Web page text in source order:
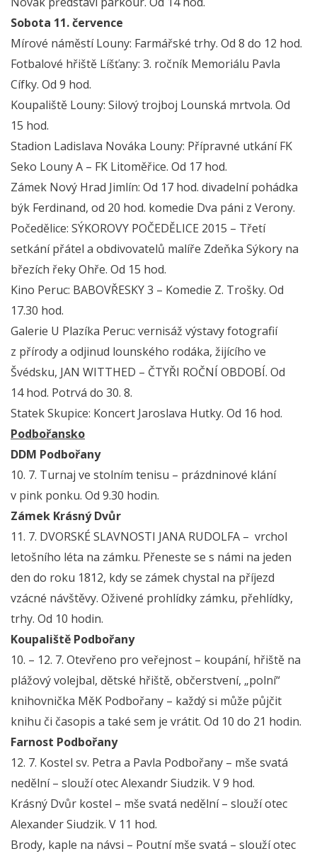
Sobota 11. července
Mírové náměstí Louny: Farmářské trhy. Od 8 do 12 hod.
Fotbalové hřiště Líšťany: 3. ročník Memoriálu Pavla
Cífky. Od 9 hod.
Koupaliště Louny: Silový trojboj Lounská mrtvola. Od
15 hod.
Stadion Ladislava Nováka Louny: Přípravné utkání FK
Seko Louny A – FK Litoměřice. Od 17 hod.
Zámek Nový Hrad Jimlín: Od 17 hod. divadelní pohádka
býk Ferdinand, od 20 hod. komedie Dva páni z Verony.
Počedělice: SÝKOROVY POČEDĚLICE 2015 – Třetí
setkání přátel a obdivovatelů malíře Zdeňka Sýkory na
březích řeky Ohře. Od 15 hod.
Kino Peruc: BABOVŘESKY 3 – Komedie Z. Trošky. Od
17.30 hod.
Galerie U Plazíka Peruc: vernisáž výstavy fotografií
z přírody a odjinud lounského rodáka, žijícího ve
Švédsku, JAN WITTHED – ČTYŘI ROČNÍ OBDOBÍ. Od
14 hod. Potrvá do 30. 8.
Statek Skupice: Koncert Jaroslava Hutky. Od 16 hod.
Podbořansko
DDM Podbořany
10. 7. Turnaj ve stolním tenisu – prázdninové klání
v pink ponku. Od 9.30 hodin.
Zámek Krásný Dvůr
11. 7. DVORSKÉ SLAVNOSTI JANA RUDOLFA – vrchol
letošního léta na zámku. Přeneste se s námi na jeden
den do roku 1812, kdy se zámek chystal na příjezd
vzácné návštěvy. Oživené prohlídky zámku, přehlídky,
trhy. Od 10 hodin.
Koupaliště Podbořany
10. – 12. 7. Otevřeno pro veřejnost – koupání, hřiště na
plážový volejbal, dětské hřiště, občerstvení, „polní“
knihovnička MěK Podbořany – každý si může půjčit
knihu či časopis a také sem je vrátit. Od 10 do 21 hodin.
Farnost Podbořany
12. 7. Kostel sv. Petra a Pavla Podbořany – mše svatá
nedělní – slouží otec Alexandr Siudzik. V 9 hod.
Krásný Dvůr kostel – mše svatá nedělní – slouží otec
Alexander Siudzik. V 11 hod.
Brody, kaple na návsi – Poutní mše svatá – slouží otec